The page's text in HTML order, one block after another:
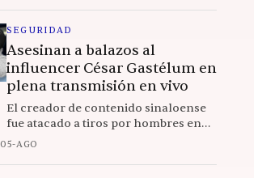
conductora en el lugar
SEGURIDAD
Asesinan a balazos al
influencer César Gastélum en
plena transmisión en vivo
El creador de contenido sinaloense
fue atacado a tiros por hombres en
motocicleta afuera de un KFC en
sus seguidores.
05-AGO